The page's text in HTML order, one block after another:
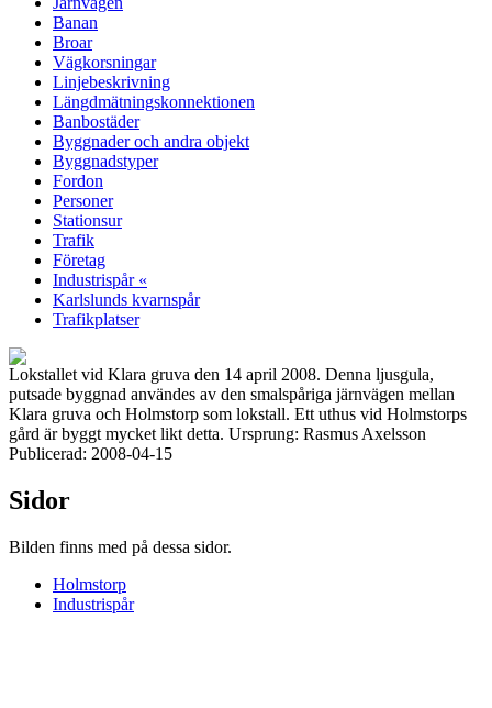
Banan
Broar
Vägkorsningar
Linjebeskrivning
Längdmätningskonnektionen
Banbostäder
Byggnader och andra objekt
Byggnadstyper
Fordon
Personer
Stationsur
Trafik
Företag
Industrispår «
Karlslunds kvarnspår
Trafikplatser
Lokstallet vid Klara gruva den 14 april 2008. Denna ljusgula,
putsade byggnad användes av den smalspåriga järnvägen mellan
Klara gruva och Holmstorp som lokstall. Ett uthus vid Holmstorps
gård är byggt mycket likt detta. Ursprung: Rasmus Axelsson
Publicerad: 2008-04-15
Sidor
Bilden finns med på dessa sidor.
Holmstorp
Industrispår